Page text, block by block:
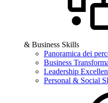
& Business Skills
Panoramica dei
Business
Leadership
Personal & Social